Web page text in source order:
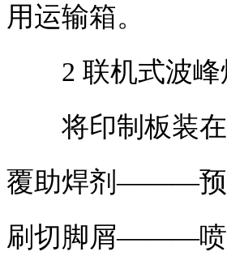
用运输箱。
2 联机式波峰
将印制板装在
覆助焊剂———
刷切脚屑———